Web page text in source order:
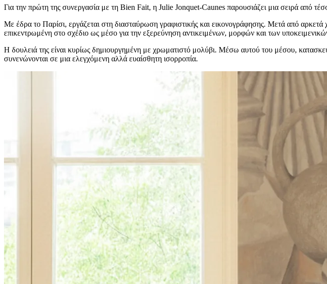
Για την πρώτη της συνεργασία με τη Bien Fait, η Julie Jonquet-Caunes παρουσιάζει μια σειρά από
Με έδρα το Παρίσι, εργάζεται στη διασταύρωση γραφιστικής και εικονογράφησης. Μετά από
επικεντρωμένη στο σχέδιο ως μέσο για την εξερεύνηση αντικειμένων, μορφών και των
Η δουλειά της είναι κυρίως δημιουργημένη με χρωματιστό μολύβι. Μέσω αυτού του μέσου,
συνενώνονται σε μια ελεγχόμενη αλλά ευαίσθητη ισορροπία.